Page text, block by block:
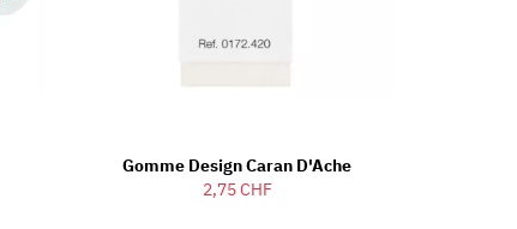
Gomme Design Caran D'Ache
2,75 CHF